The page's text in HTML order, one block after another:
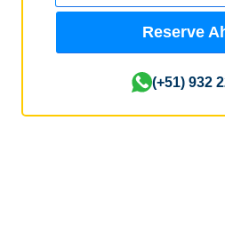
Reserve
(+51) 932